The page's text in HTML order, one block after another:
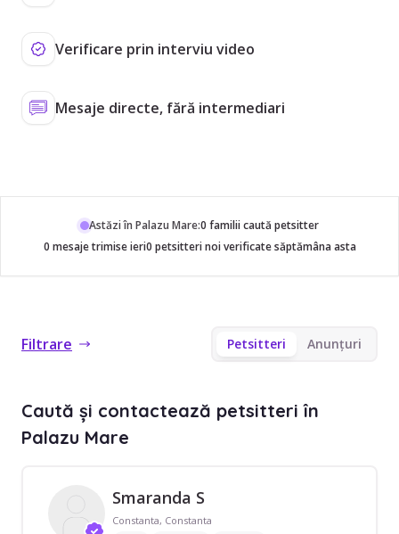
Verificare prin interviu video
Mesaje directe, fără intermediari
Astăzi în Palazu Mare:0 familii caută petsitter
0 mesaje trimise ieri0 petsitteri noi verificate săptămâna asta
Filtrare Petsitteri Anunțuri
Caută și contactează petsitteri în
Palazu Mare
Smaranda S
Constanta, Constanta